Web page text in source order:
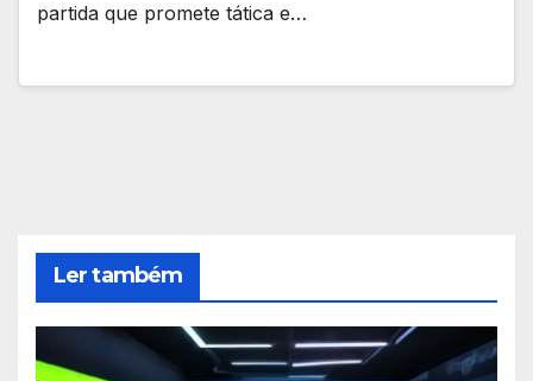
partida que promete tática e…
Ler também